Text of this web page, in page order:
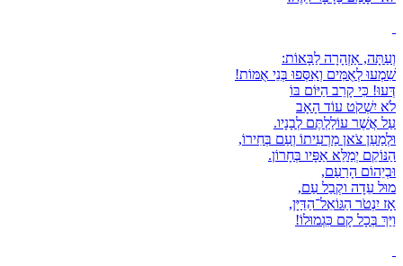
וְעַתָּה, אַזְהָרָה לַבָּאוֹת:
שִׁמְעוּ לְאֻמִּים וְאִסְּפוּ בְּנֵי אֻמּוֹת!
דְּעוּ! כִּי קָרֵב הַיּוֹם בּוֹ
לֹא יִשְׁקֹט עוֹד הָאָב
עַל אֲשֶׁר עוֹלַלְתֶּם לְבָנָיו.
וּלְמַעַן צֹאן מַרְעִיתוֹ וְעַם בְּחִירוֹ,
הַנּוֹקֵם יְמַלֵּא אַפָּיו בְּחָרוֹן.
וּבְיֵהוֹם הָרַעַם,
מוּל עֵדָה וקְבַל עַם,
אָז יִנְטֹר הַגּוֹאֵל־הַדַּיָּן,
וַיַּךְ בְּכָל קָם כִּגְמוּלוֹ!